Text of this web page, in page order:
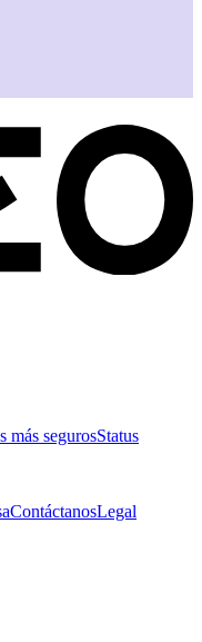
más segurosStatus
ContáctanosLegal